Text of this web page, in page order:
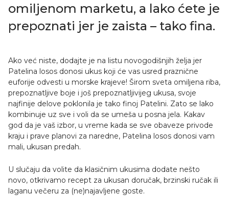
omiljenom marketu, a lako ćete je
prepoznati jer je zaista – tako fina.
Ako već niste, dodajte je na listu novogodišnjih želja jer
Patelina losos donosi ukus koji će vas usred praznične
euforije odvesti u morske krajeve! Širom sveta omiljena riba,
prepoznatljive boje i još prepoznatljivijeg ukusa, svoje
najfinije delove poklonila je tako finoj Patelini. Zato se lako
kombinuje uz sve i voli da se umeša u posna jela. Kakav
god da je vaš izbor, u vreme kada se sve obaveze privode
kraju i prave planovi za naredne, Patelina losos donosi vam
mali, ukusan predah.
U slučaju da volite da klasičnim ukusima dodate nešto
novo, otkrivamo recept za ukusan doručak, brzinski ručak ili
laganu večeru za (ne)najavljene goste.